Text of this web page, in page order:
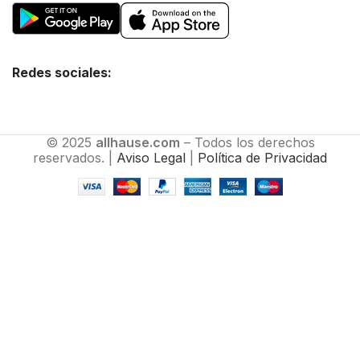
Redes sociales:
© 2025 allhause.com – Todos los derechos
reservados. | Aviso Legal Política de Privacidad